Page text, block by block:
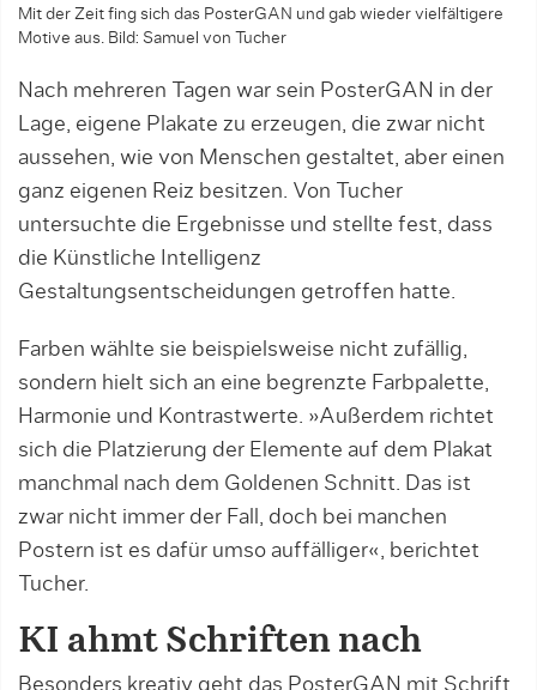
Mit der Zeit fing sich das PosterGAN und gab wieder vielfältigere
Motive aus. Bild: Samuel von Tucher
Nach mehreren Tagen war sein PosterGAN in der
Lage, eigene Plakate zu erzeugen, die zwar nicht
aussehen, wie von Menschen gestaltet, aber einen
ganz eigenen Reiz besitzen. Von Tucher
untersuchte die Ergebnisse und stellte fest, dass
die Künstliche Intelligenz
Gestaltungsentscheidungen getroffen hatte.
Farben wählte sie beispielsweise nicht zufällig,
sondern hielt sich an eine begrenzte Farbpalette,
Harmonie und Kontrastwerte. »Außerdem richtet
sich die Platzierung der Elemente auf dem Plakat
manchmal nach dem Goldenen Schnitt. Das ist
zwar nicht immer der Fall, doch bei manchen
Postern ist es dafür umso auffälliger«, berichtet
Tucher.
KI ahmt Schriften nach
Besonders kreativ geht das PosterGAN mit Schrift